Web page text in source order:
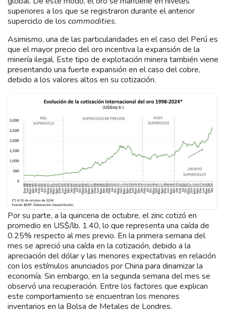
superiores a los que se registraron durante el anterior
superciclo de los commodities.
Asimismo, una de las particularidades en el caso del Perú es
que el mayor precio del oro incentiva la expansión de la
minería ilegal. Este tipo de explotación minera también viene
presentando una fuerte expansión en el caso del cobre,
debido a los valores altos en su cotización.
Por su parte, a la quincena de octubre, el zinc cotizó en
promedio en US$/lb. 1.40, lo que representa una caída de
0.25% respecto al mes previo. En la primera semana del
mes se apreció una caída en la cotización, debido a la
apreciación del dólar y las menores expectativas en relación
con los estímulos anunciados por China para dinamizar la
economía. Sin embargo, en la segunda semana del mes se
observó una recuperación. Entre los factores que explican
este comportamiento se encuentran los menores
inventarios en la Bolsa de Metales de Londres.